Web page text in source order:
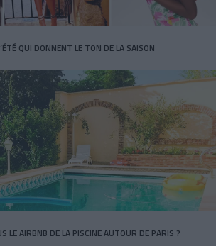
QUI DONNENT LE TON DE LA SAISON
LE AIRBNB DE LA PISCINE AUTOUR DE PARIS ?